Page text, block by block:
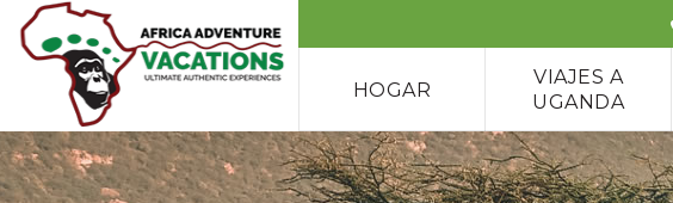
HOGAR
VIAJES A
UGANDA